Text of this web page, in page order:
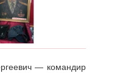
— командир